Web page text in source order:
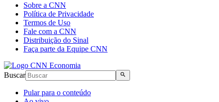
Sobre a CNN
Política de Privacidade
Termos de Uso
Fale com a CNN
Distribuição do Sinal
Faça parte da Equipe CNN
Buscar
Pular para o conteúdo